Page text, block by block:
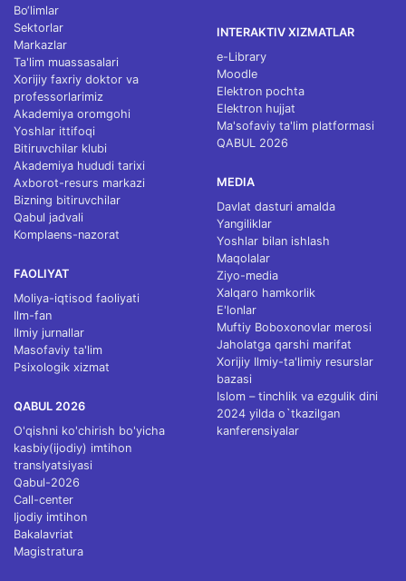
Bo‘limlar
Sektorlar
Markazlar
Ta'lim muassasalari
Xorijiy faxriy doktor va
professorlarimiz
Akademiya oromgohi
Yoshlar ittifoqi
Bitiruvchilar klubi
Akademiya hududi tarixi
Axborot-resurs markazi
Bizning bitiruvchilar
Qabul jadvali
Komplaens-nazorat
FAOLIYAT
Moliya-iqtisod faoliyati
Ilm-fan
Ilmiy jurnallar
Masofaviy ta'lim
Psixologik xizmat
QABUL 2026
O'qishni ko'chirish bo'yicha
kasbiy(ijodiy) imtihon
translyatsiyasi
Qabul-2026
Call-center
Ijodiy imtihon
Bakalavriat
Magistratura
INTERAKTIV XIZMATLAR
e-Library
Moodle
Elektron pochta
Elektron hujjat
Ma'sofaviy ta'lim platformasi
QABUL 2026
MEDIA
Davlat dasturi amalda
Yangiliklar
Yoshlar bilan ishlash
Maqolalar
Ziyo-media
Xalqaro hamkorlik
E'lonlar
Muftiy Boboxonovlar merosi
Jaholatga qarshi marifat
Xorijiy Ilmiy-ta'limiy resurslar
bazasi
Islom – tinchlik va ezgulik dini
2024 yilda o`tkazilgan
kanferensiyalar